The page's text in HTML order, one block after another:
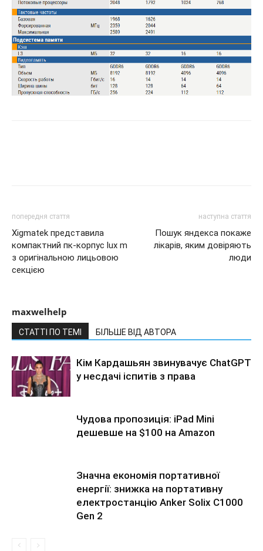
попередня стаття
Xigmatek представила
компактний пк-корпус lux m
з оригінальною лицьовою
секцією
наступна стаття
Пошук яндекса покаже
лікарів, яким довіряють
люди
maxwelhelp
СТАТТІ ПО ТЕМІ БІЛЬШЕ ВІД АВТОРА
Кім Кардашьян звинувачує ChatGPT
у несдачі іспитів з права
Чудова пропозиція: iPad Mini
дешевше на $100 на Amazon
Значна економія портативної
енергії: знижка на портативну
електростанцію Anker Solix C1000
Gen 2